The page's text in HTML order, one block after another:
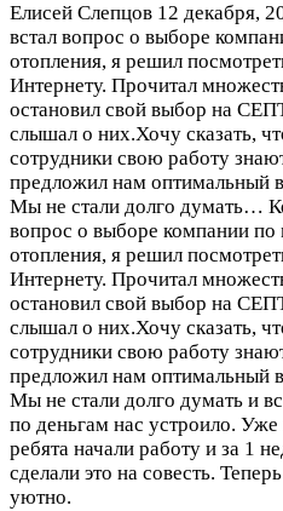
Елисей Слепцов 12 декабря,
встал вопрос о выборе
отопления, я решил
Интернету. Прочитал
остановил свой выбор на
слышал о них.Хочу сказать,
сотрудники свою работу
предложил нам оптимальный
Мы не стали долго думать…
вопрос о выборе компании
отопления, я решил
Интернету. Прочитал
остановил свой выбор на
слышал о них.Хочу сказать,
сотрудники свою работу
предложил нам оптимальный
Мы не стали долго думать и
по деньгам нас устроило.
ребята начали работу и за 1
сделали это на совесть.
уютно.